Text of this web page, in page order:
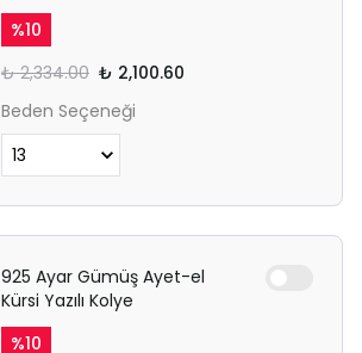
%10
₺ 2,334.00 ₺ 2,100.60
Beden Seçeneği
925 Ayar Gümüş Ayet-el
Kürsi Yazılı Kolye
%10